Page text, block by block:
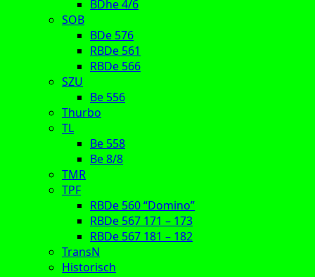
BDhe 4/6
SOB
BDe 576
RBDe 561
RBDe 566
SZU
Be 556
Thurbo
TL
Be 558
Be 8/8
TMR
TPF
RBDe 560 “Domino”
RBDe 567 171 – 173
RBDe 567 181 – 182
TransN
Historisch